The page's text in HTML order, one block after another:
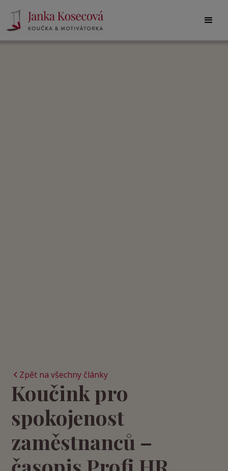
Zpět na všechny články
Koučink pro
spokojenost
zaměstnanců –